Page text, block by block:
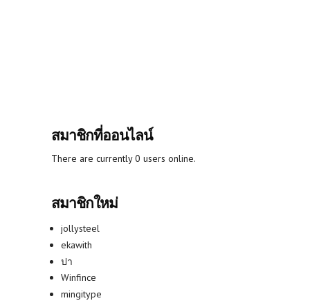
สมาชิกที่ออนไลน์
There are currently 0 users online.
สมาชิกใหม่
jollysteel
ekawith
ปา
Winfince
mingitype